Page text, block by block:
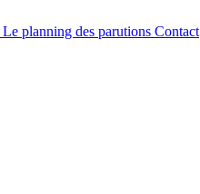
Le planning des parutions Contact